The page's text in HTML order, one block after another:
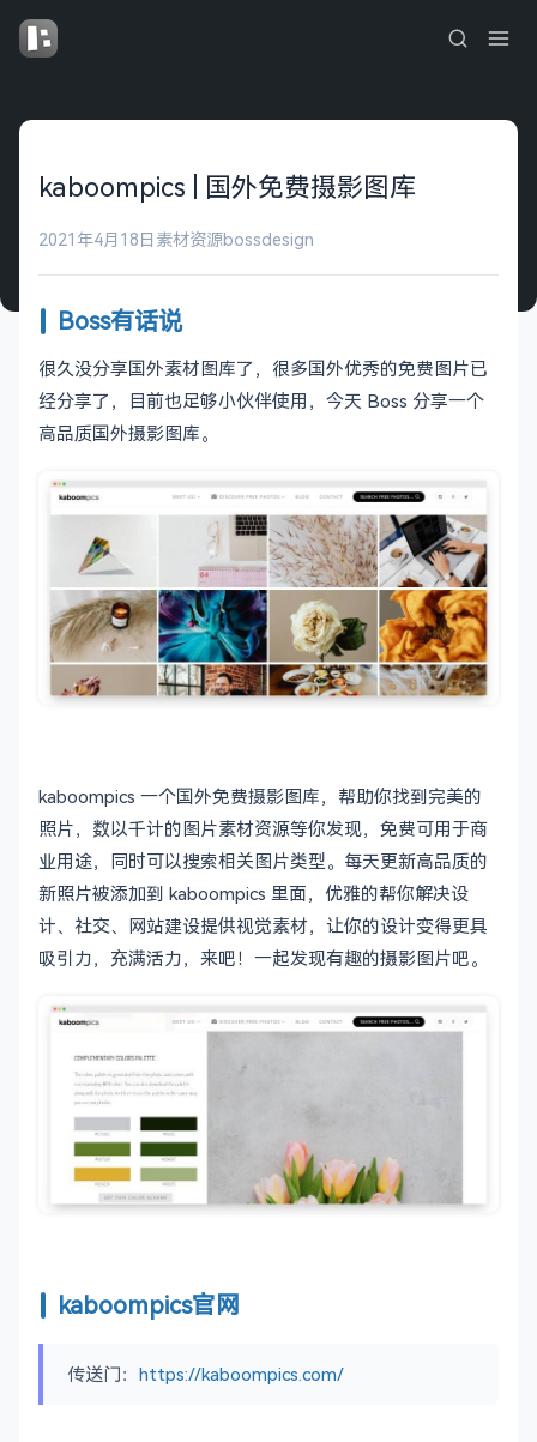
kaboompics | 国外免费摄影图库
2021年4月18日 素材资源bossdesign
Boss有话说
很久没分享国外素材图库了，很多国外优秀的免费图片已
经分享了，目前也足够小伙伴使用，今天 Boss 分享一个
高品质国外摄影图库。
kaboompics 一个国外免费摄影图库，帮助你找到完美的
照片，数以千计的图片素材资源等你发现，免费可用于商
业用途，同时可以搜索相关图片类型。每天更新高品质的
新照片被添加到 kaboompics 里面，优雅的帮你解决设
计、社交、网站建设提供视觉素材，让你的设计变得更具
吸引力，充满活力，来吧！一起发现有趣的摄影图片吧。
kaboompics官网
传送门： https://kaboompics.com/